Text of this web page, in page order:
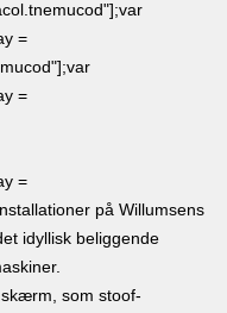
=
=
=
på Willumsens
idyllisk beliggende
som stoof-